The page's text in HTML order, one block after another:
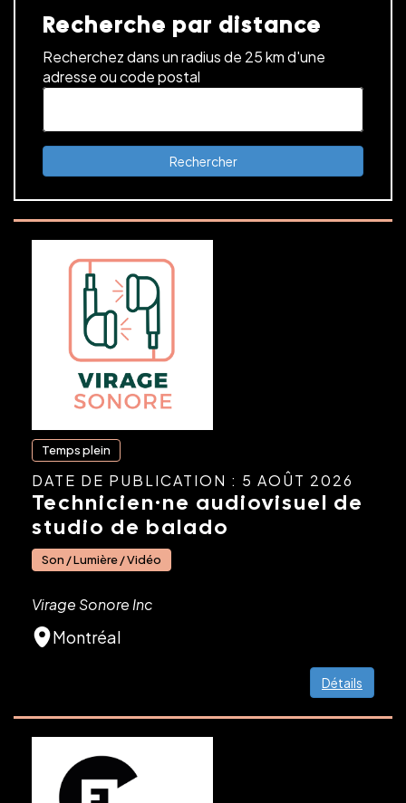
Recherche par distance
Recherchez dans un radius de 25 km d'une
adresse ou code postal
Temps plein
DATE DE PUBLICATION : 5 AOÛT 2026
Technicien·ne audiovisuel de
studio de balado
Son / Lumière / Vidéo
Virage Sonore Inc
Montréal
Détails